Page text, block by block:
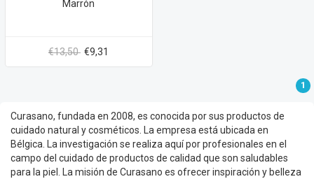
Marrón
€13,50 €9,31
1
Curasano, fundada en 2008, es conocida por sus productos de
cuidado natural y cosméticos. La empresa está ubicada en
Bélgica. La investigación se realiza aquí por profesionales en el
campo del cuidado de productos de calidad que son saludables
para la piel. La misión de Curasano es ofrecer inspiración y belleza